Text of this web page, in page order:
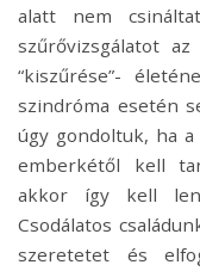
alatt nem
szűrővizsgálatot
“kiszűrése”-
szindróma esetén
úgy gondoltuk, ha
emberkétől kell
akkor így kell
Csodálatos
szeretetet és